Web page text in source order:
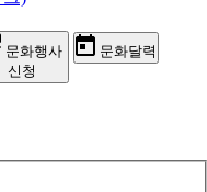
문화행사
신청
문화달력